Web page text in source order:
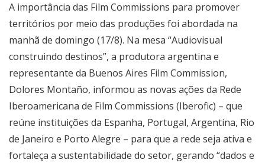
A importância das Film Commissions para promover
territórios por meio das produções foi abordada na
manhã de domingo (17/8). Na mesa “Audiovisual
construindo destinos”, a produtora argentina e
representante da Buenos Aires Film Commission,
Dolores Montaño, informou as novas ações da Rede
Iberoamericana de Film Commissions (Iberofic) – que
reúne instituições da Espanha, Portugal, Argentina, Rio
de Janeiro e Porto Alegre – para que a rede seja ativa e
fortaleça a sustentabilidade do setor, gerando “dados e